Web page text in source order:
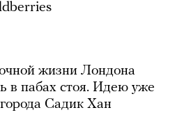
жизни Лондона
в пабах стоя. Идею уже
Садик Хан